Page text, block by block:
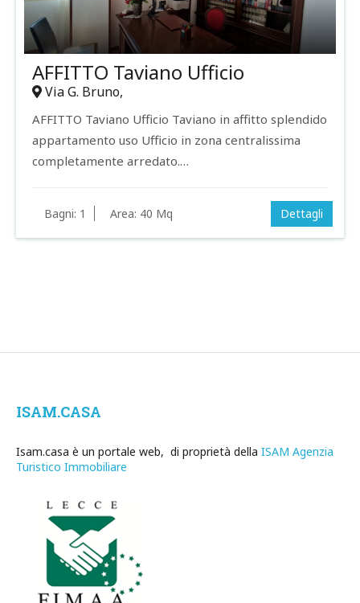
AFFITTO Taviano Ufficio
Via G. Bruno,
AFFITTO Taviano Ufficio Taviano in affitto splendido
appartamento uso Ufficio in zona centralissima
completamente arredato.…
Bagni: 1 Area: 40 Mq Dettagli
ISAM.CASA
Isam.casa è un portale web, di proprietà della ISAM Agenzia
Turistico Immobiliare